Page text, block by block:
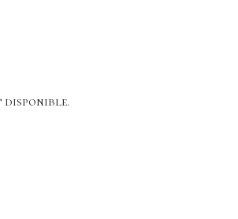
disponible.